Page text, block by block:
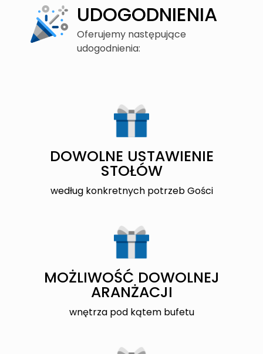
UDOGODNIENIA
Oferujemy następujące
udogodnienia:
DOWOLNE USTAWIENIE
STOŁÓW
według konkretnych potrzeb Gości
MOŻLIWOŚĆ DOWOLNEJ
ARANŻACJI
wnętrza pod kątem bufetu